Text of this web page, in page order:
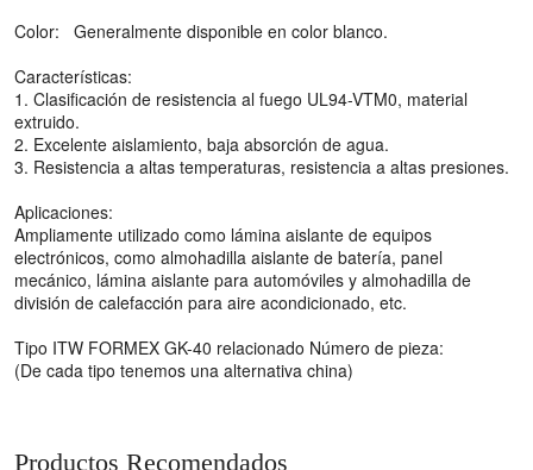
Color: Generalmente disponible en color blanco.
Características:
1. Clasificación de resistencia al fuego UL94-VTM0, material
extruido.
2. Excelente aislamiento, baja absorción de agua.
3. Resistencia a altas temperaturas, resistencia a altas presiones.
Aplicaciones:
Ampliamente utilizado como lámina aislante de equipos
electrónicos, como almohadilla aislante de batería, panel
mecánico, lámina aislante para automóviles y almohadilla de
división de calefacción para aire acondicionado, etc.
Tipo ITW FORMEX GK-40 relacionado Número de pieza:
(De cada tipo tenemos una alternativa china)
Productos Recomendados